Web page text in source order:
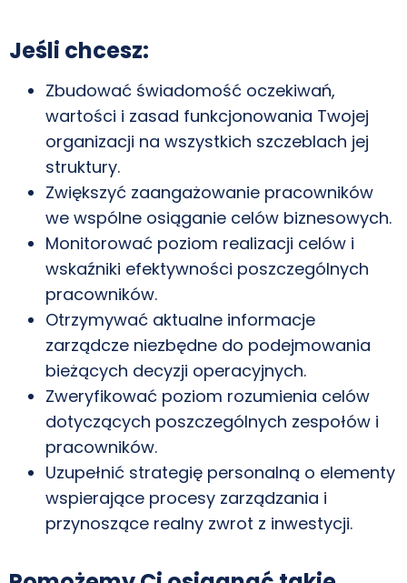
Jeśli chcesz:
Zbudować świadomość oczekiwań,
wartości i zasad funkcjonowania Twojej
organizacji na wszystkich szczeblach jej
struktury.
Zwiększyć zaangażowanie pracowników
we wspólne osiąganie celów biznesowych.
Monitorować poziom realizacji celów i
wskaźniki efektywności poszczególnych
pracowników.
Otrzymywać aktualne informacje
zarządcze niezbędne do podejmowania
bieżących decyzji operacyjnych.
Zweryfikować poziom rozumienia celów
dotyczących poszczególnych zespołów i
pracowników.
Uzupełnić strategię personalną o elementy
wspierające procesy zarządzania i
przynoszące realny zwrot z inwestycji.